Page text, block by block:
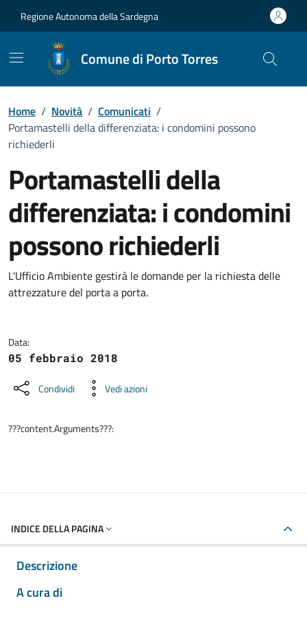
Regione Autonoma della Sardegna
Comune di Porto Torres
Home / Novità / Comunicati /
Portamastelli della differenziata: i condomini possono
richiederli
Portamastelli della
differenziata: i condomini
possono richiederli
Dettagli della notizia
L'Ufficio Ambiente gestirà le domande per la richiesta delle
attrezzature del porta a porta.
Data:
05 febbraio 2018
Condividi Vedi azioni
???content.Arguments???:
INDICE DELLA PAGINA
Descrizione
A cura di